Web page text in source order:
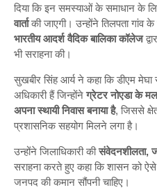
दिया कि इन समस्याओं के समाधान के
वार्ताकी जाएगी। उन्होंने तिलपता गांव के
भारतीय आदर्श वैदिक बालिका कॉलेज
भी सराहना की।
सुखबीर सिंह आर्य ने कहा कि डीएम मेघा
अधिकारी हैं जिन्होंने ग्रेटर नोएडा के
अपना स्थायी निवास बनाया है, जिससे
प्रशासनिक सहयोग मिलने लगा है।
उन्होंने जिलाधिकारी कीसंवेदनशीलता,
सराहना करते हुए कहा कि शासन को
जनपद की कमान सौंपनी चाहिए।